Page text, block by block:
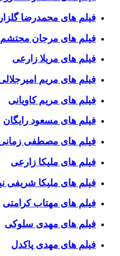
فیلم های محمدرضا گلزار
فیلم های مرجان محتشم
فیلم های مریلا زارعی
فیلم های مریم
فیلم های مریم کاویانی
فیلم های مسعود رایگان
فیلم های مصطفی
فیلم های ملیکا زارعی
فیلم های ملیکا شریفی
فیلم های مهتاب کرامتی
فیلم های مهدی سلوکی
فیلم های مهدی پاکدل